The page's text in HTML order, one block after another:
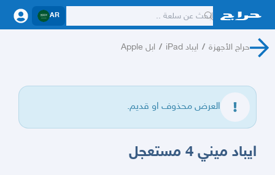
AR
حراج الأجهزة / ايباد iPad / ابل Apple
العرض محذوف او قديم.
ايباد ميني 4 مستعجل